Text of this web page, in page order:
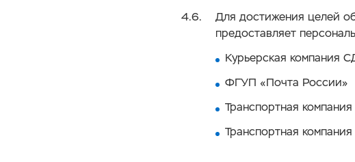
Для достижения целей
предоставляет
Курьерская компания
ФГУП «Почта России»
Транспортная
Транспортная